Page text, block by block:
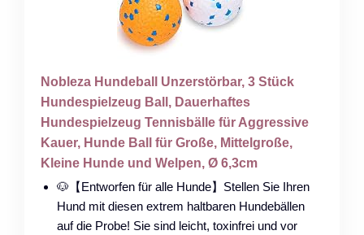
Nobleza Hundeball Unzerstörbar, 3 Stück
Hundespielzeug Ball, Dauerhaftes
Hundespielzeug Tennisbälle für Aggressive
Kauer, Hunde Ball für Große, Mittelgroße,
Kleine Hunde und Welpen, Ø 6,3cm
🐶【Entworfen für alle Hunde】Stellen Sie Ihren
Hund mit diesen extrem haltbaren Hundebällen
auf die Probe! Sie sind leicht, toxinfrei und vor